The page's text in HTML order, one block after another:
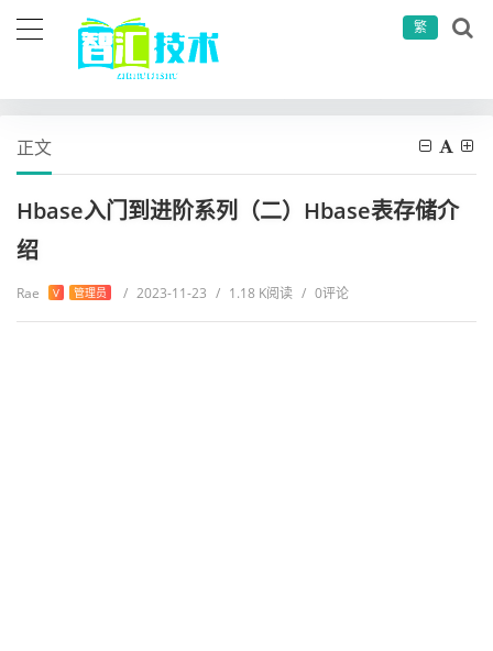
繁
正文
Hbase入门到进阶系列（二）Hbase表存储介
绍
Rae V 管理员 / 2023-11-23 / 1.18 K阅读 / 0评论